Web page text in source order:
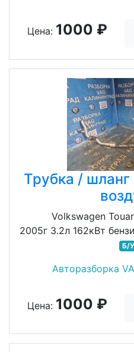
Цена: 1000 ₽
Трубка / шланг
Volkswagen
2005г 3.2л 162кВт
Б/У
Авторазборка
Цена: 1000 ₽